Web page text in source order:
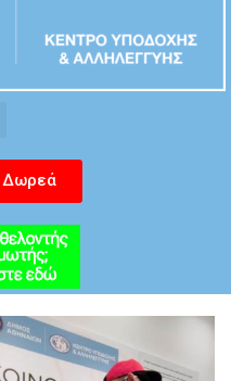
Δωρεά